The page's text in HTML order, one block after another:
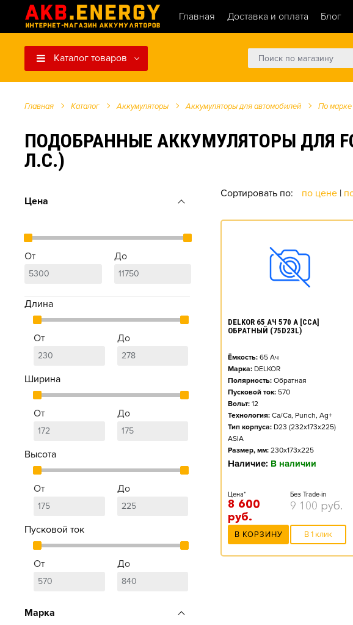
Главная Доставка и оплата Блог
Каталог товаров
Главная Каталог Аккумуляторы Аккумуляторы для автомобилей По марке
ПОДОБРАННЫЕ АККУМУЛЯТОРЫ ДЛЯ
Л.С.)
Цена
От До
Длина
От До
Ширина
От До
Высота
От До
Пусковой ток
От До
Марка
Сортировать по: по цене |
DELKOR 65 АЧ 570 А [CCA]
ОБРАТНЫЙ (75D23L)
Ёмкость: 65 Ач
Марка: DELKOR
Полярность: Обратная
Пусковой ток: 570
Вольт: 12
Технология: Ca/Ca, Punch, Ag+
Тип корпуса: D23 (232x173x225)
ASIA
Размер, мм: 230x173x225
Наличие: В наличии
Цена*
8 600
руб.
Без Trade-in
9 100 руб.
В КОРЗИНУ В 1 клик